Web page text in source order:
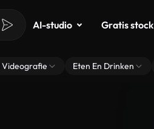
AI-studio Gratis stock
Eten En Drinken